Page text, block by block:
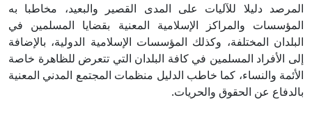
المرصد دليلا للآليات على المدى القصير والبعيد، مخاطبا به
المؤسسات والمراكز الإسلامية المعنية بقضايا المسلمين في
البلدان المختلفة، وكذلك المؤسسات الإسلامية الدولية، بالإضافة
إلى الأفراد المسلمين في كافة البلدان التي تتعرض للظاهرة خاصة
الأئمة والنساء، كما خاطب الدليل منظمات المجتمع المدني المعنية
بالدفاع عن الحقوق والحريات.